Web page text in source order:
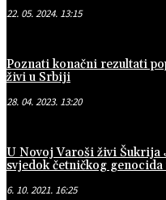
22. 05. 2024. 13:15
Poznati konačni rezultati
živi u Srbiji
28. 04. 2023. 13:20
U Novoj Varoši živi Šukrija
svjedok četničkog
6. 10. 2021. 16:25